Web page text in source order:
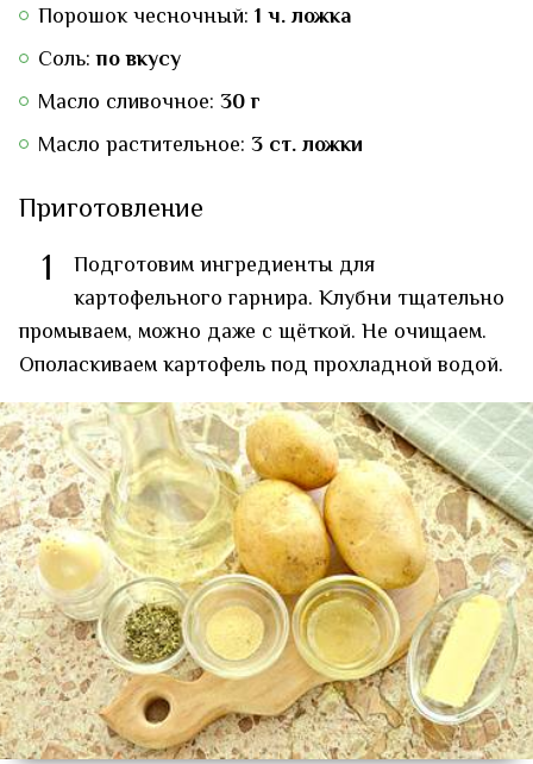
Порошок чесночный: 1 ч. ложка
Соль:по вкусу
Масло сливочное: 30 г
Масло растительное: 3 ст. ложки
Приготовление
1
Подготовим ингредиенты для
картофельного гарнира. Клубни тщательно
промываем, можно даже с щёткой. Не очищаем.
Ополаскиваем картофель под прохладной водой.